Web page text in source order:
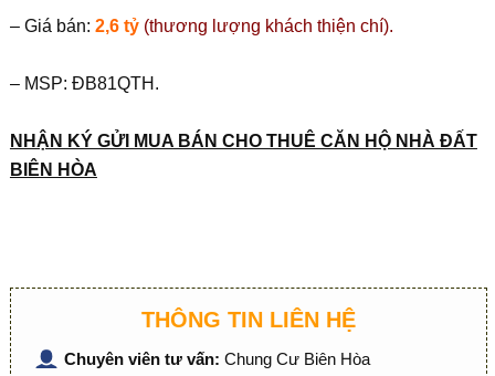
– Giá bán: 2,6 tỷ (thương lượng khách thiện chí).
– MSP: ĐB81QTH.
NHẬN KÝ GỬI MUA BÁN CHO THUÊ CĂN HỘ NHÀ ĐẤT
BIÊN HÒA
THÔNG TIN LIÊN HỆ
Chuyên viên tư vấn: Chung Cư Biên Hòa